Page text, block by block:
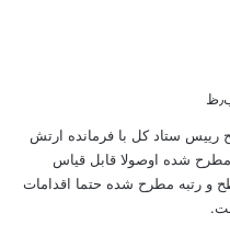
رییس ستاد کل با فرمانده ارتش
شده اوصولا قابل قیاس
و رتبه مطرح شده حتما اقدامات